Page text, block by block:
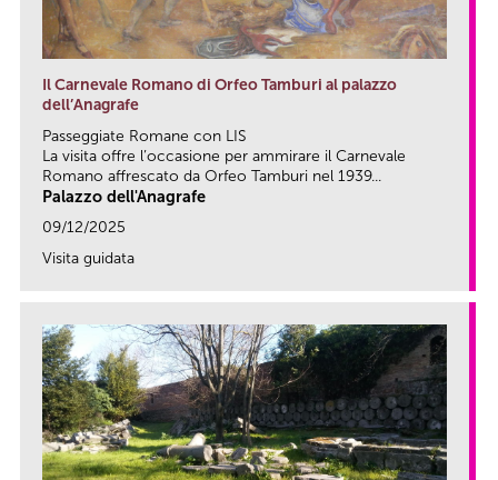
Il Carnevale Romano di Orfeo Tamburi al palazzo
dell’Anagrafe
Passeggiate Romane con LIS
La visita offre l’occasione per ammirare il Carnevale
Romano affrescato da Orfeo Tamburi nel 1939...
Palazzo dell'Anagrafe
09/12/2025
Visita guidata